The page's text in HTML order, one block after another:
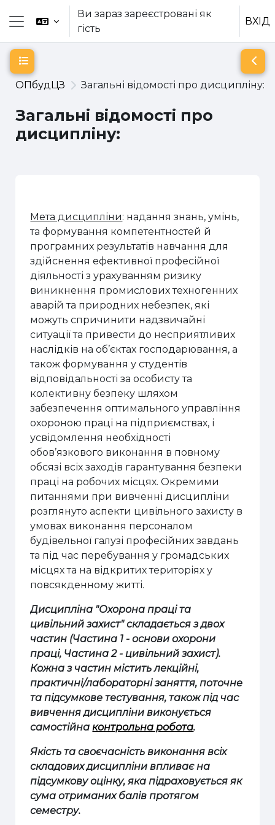
Перейти до головного вмісту
Бокова панель
Ви зараз зареєстровані як
гість
ВХІД
ОПбудЦЗ Загальні відомості про дисципліну:
Загальні відомості про
дисципліну:
Відкритий покажчик курсу
Схема розділу
Мета дисципліни: надання знань, умінь,
та формування компетентностей й
програмних результатів навчання для
здійснення ефективної професійної
діяльності з урахуванням ризику
виникнення промислових техногенних
аварій та природних небезпек, які
можуть спричинити надзвичайні
ситуації та привести до несприятливих
наслідків на об’єктах господарювання, а
також формування у студентів
відповідальності за особисту та
колективну безпеку шляхом
забезпечення оптимального управління
охороною праці на підприємствах, і
усвідомлення необхідності
обов’язкового виконання в повному
обсязі всіх заходів гарантування безпеки
праці на робочих місцях. Окремими
питаннями при вивченні дисципліни
розглянуто аспекти цивільного захисту в
умовах виконання персоналом
будівельної галузі професійних завдань
та під час перебування у громадських
місцях та на відкритих територіях у
повсякденному житті.
Дисципліна "Охорона праці та
цивільний захист" складається з двох
частин (Частина 1 - основи охорони
праці, Частина 2 - цивільний захист).
Кожна з частин містить лекційні,
практичні/лабораторні заняття, поточне
та підсумкове тестування, також під час
вивчення дисципліни виконується
самостійна контрольна робота.
Якість та своєчасність виконання всіх
складових дисципліни впливає на
підсумкову оцінку, яка підраховується як
сума отриманих балів протягом
семестру.